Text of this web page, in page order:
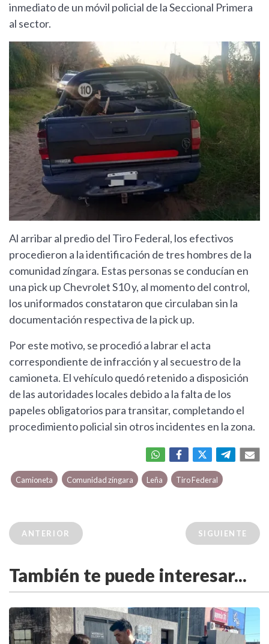
inmediato de un móvil policial de la Seccional Primera
al sector.
Al arribar al predio del Tiro Federal, los efectivos
procedieron a la identificación de tres hombres de la
comunidad zíngara. Estas personas se conducían en
una pick up Chevrolet S10 y, al momento del control,
los uniformados constataron que circulaban sin la
documentación respectiva de la pick up.
Por este motivo, se procedió a labrar el acta
correspondiente de infracción y al secuestro de la
camioneta. El vehículo quedó retenido a disposición
de las autoridades locales debido a la falta de los
papeles obligatorios para transitar, completando el
procedimiento policial sin otros incidentes en la zona.
Camioneta Comunidad zíngara Leña Tiro Federal
ANTERIOR SIGUIENTE
También te puede interesar...